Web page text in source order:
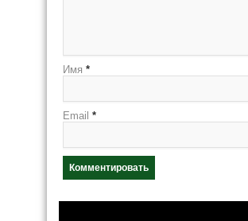
Имя *
Email *